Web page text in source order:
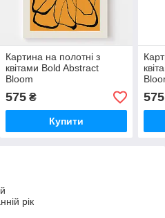
Картина на полотні з
квітами Bold Abstract
Bloom
575₴
Купити
575
рік